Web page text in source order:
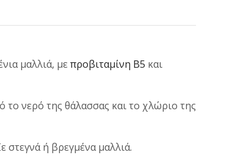
μαλλιά, με προβιταμίνη Β5 και
το νερό της θάλασσας και το χλώριο της
στεγνά ή βρεγμένα μαλλιά.